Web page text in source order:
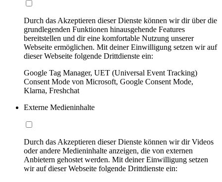
Durch das Akzeptieren dieser Dienste können wir dir über die
grundlegenden Funktionen hinausgehende Features
bereitstellen und dir eine komfortable Nutzung unserer
Webseite ermöglichen. Mit deiner Einwilligung setzen wir auf
dieser Webseite folgende Drittdienste ein:
Google Tag Manager, UET (Universal Event Tracking)
Consent Mode von Microsoft, Google Consent Mode,
Klarna, Freshchat
Externe Medieninhalte
Durch das Akzeptieren dieser Dienste können wir dir Videos
oder andere Medieninhalte anzeigen, die von externen
Anbietern gehostet werden. Mit deiner Einwilligung setzen
wir auf dieser Webseite folgende Drittdienste ein: